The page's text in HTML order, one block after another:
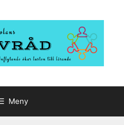
Meny